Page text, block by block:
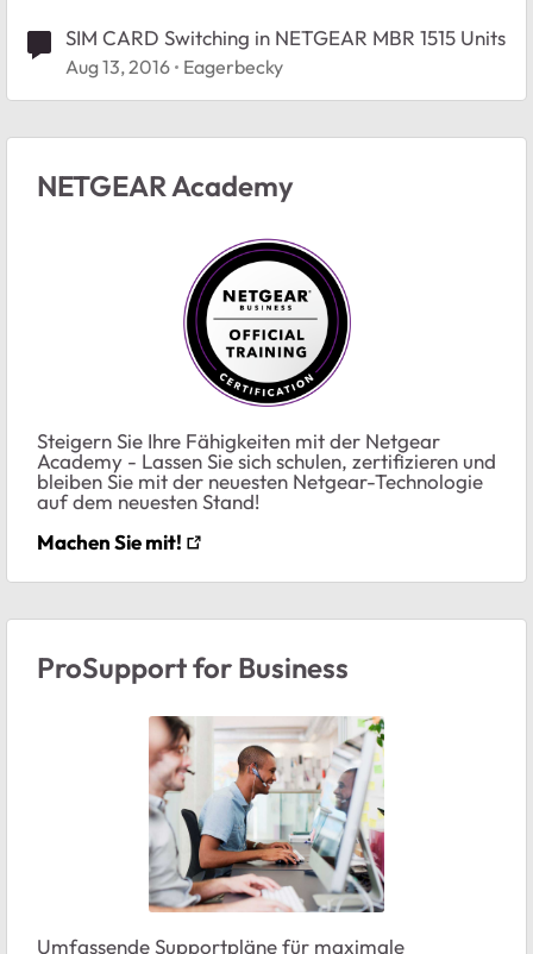
SIM CARD Switching in NETGEAR MBR 1515 Units
Aug 13, 2016 Eagerbecky
NETGEAR Academy
Steigern Sie Ihre Fähigkeiten mit der Netgear
Academy - Lassen Sie sich schulen, zertifizieren und
bleiben Sie mit der neuesten Netgear-Technologie
auf dem neuesten Stand!
Machen Sie mit!
ProSupport for Business
Umfassende Supportpläne für maximale